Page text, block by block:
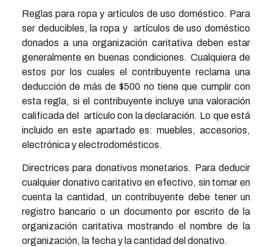
Reglas para ropa y artículos de uso doméstico. Para
ser deducibles, la ropa y artículos de uso doméstico
donados a una organización caritativa deben estar
generalmente en buenas condiciones. Cualquiera de
estos por los cuales el contribuyente reclama una
deducción de más de $500 no tiene que cumplir con
esta regla, si el contribuyente incluye una valoración
calificada del artículo con la declaración. Lo que está
incluido en este apartado es: muebles, accesorios,
electrónica y electrodomésticos.
Directrices para donativos monetarios. Para deducir
cualquier donativo caritativo en efectivo, sin tomar en
cuenta la cantidad, un contribuyente debe tener un
registro bancario o un documento por escrito de la
organización caritativa mostrando el nombre de la
organización, la fecha y la cantidad del donativo.